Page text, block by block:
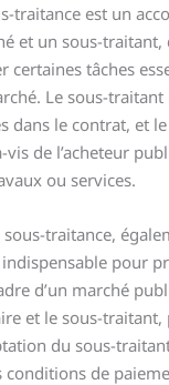
traitance est un
et un sous-traitant,
certaines tâches
Le sous-
dans le contrat, et
vis de l’acheteur
ou services.
traitance,
pour
d’un marché
et le sous-traitant,
du sous-
conditions de